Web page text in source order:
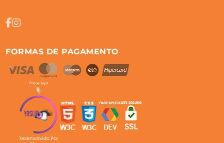
FORMAS DE PAGAMENTO